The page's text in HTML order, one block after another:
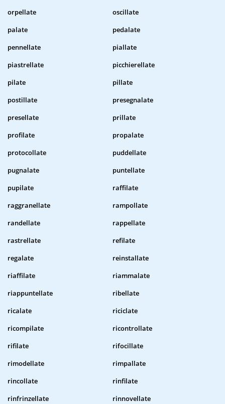
orpellate
oscillate
palate
pedalate
pennellate
piallate
piastrellate
picchierellate
pilate
pillate
postillate
presegnalate
presellate
prillate
profilate
propalate
protocollate
puddellate
pugnalate
puntellate
pupilate
raffilate
raggranellate
rampollate
randellate
rappellate
rastrellate
refilate
regalate
reinstallate
riaffilate
riammalate
riappuntellate
ribellate
ricalate
riciclate
ricompilate
ricontrollate
rifilate
rifocillate
rimodellate
rimpallate
rincollate
rinfilate
rinfrinzellate
rinnovellate